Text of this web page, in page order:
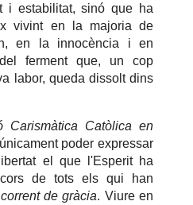
i estabilitat, sinó que ha
vivint en la majoria de
en la innocència i en
del ferment que, un cop
labor, queda dissolt dins
Carismàtica Catòlica en
poder expressar
el que l'Esperit ha
de tots els qui han
corrent de gràcia. Viure en